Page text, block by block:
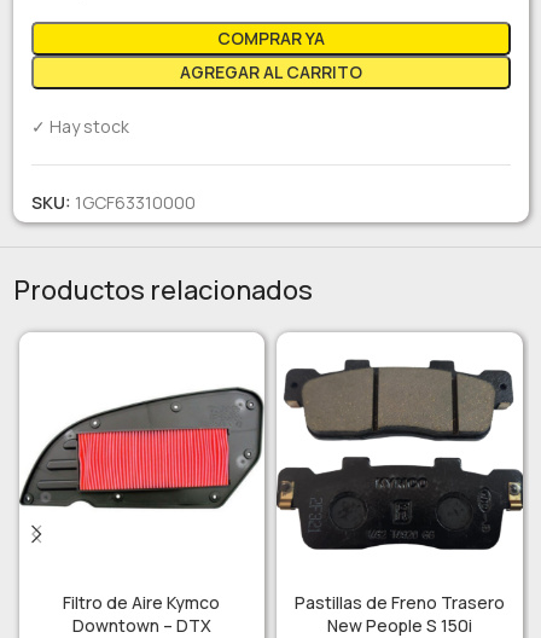
AGREGAR AL CARRITO
COMPRAR YA
✓ Hay stock
SKU: 1GCF63310000
Productos relacionados
Filtro de Aire Kymco
Downtown – DTX
Pastillas de Freno Trasero
New People S 150i